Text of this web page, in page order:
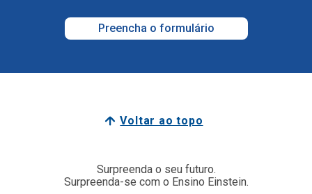
Preencha o formulário
Voltar ao topo
Surpreenda o seu futuro.
Surpreenda-se com o Ensino Einstein.